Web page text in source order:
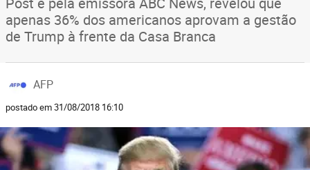
apenas 36% dos americanos aprovam a gestão
de Trump à frente da Casa Branca
AFP
postado em 31/08/2018 16:10